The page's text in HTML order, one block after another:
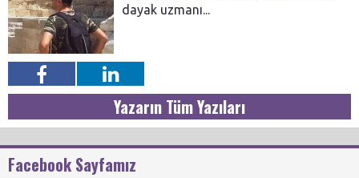
dayak uzmanı...
Yazarın Tüm Yazıları
Facebook Sayfamız